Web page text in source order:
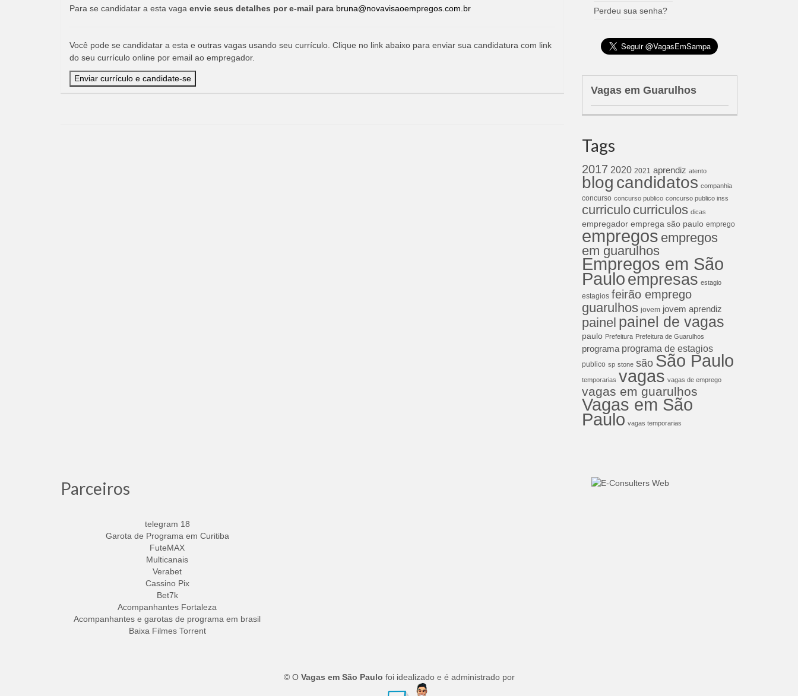
Para se candidatar a esta vaga envie seus detalhes por e-mail para bruna@novavisaoempregos.com.br
Você pode se candidatar a esta e outras vagas usando seu currículo. Clique no link abaixo para enviar sua candidatura com link
do seu currículo online por email ao empregador.
Perdeu sua senha?
Vagas em Guarulhos
Tags
2017 2020 2021 aprendiz atento
blog candidatos companhia
concurso concurso publico concurso publico inss
curriculo curriculos dicas
empregador emprega são paulo emprego
empregos empregos
em guarulhos
Empregos em São
Pauloempresas estagio
estagios feirão emprego
guarulhos jovem jovem aprendiz
painel painel de vagas
paulo Prefeitura Prefeitura de Guarulhos
programa programa de estagios
publico sp stone são São Paulo
temporarias vagas vagas de emprego
vagas em guarulhos
Vagas em São
Paulo vagas temporarias
Parceiros
telegram 18
Garota de Programa em Curitiba
FuteMAX
Multicanais
Verabet
Cassino Pix
Bet7k
Acompanhantes Fortaleza
Acompanhantes e garotas de programa em brasil
Baixa Filmes Torrent
© O Vagas em São Paulo foi idealizado e é administrado por